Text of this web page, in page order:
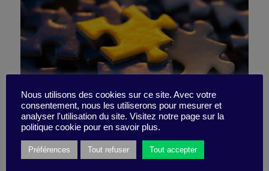
Que feriez-vous face à ce
dilemme inter-entités ?
Nous utilisons des cookies sur ce site. Avec votre
consentement, nous les utiliserons pour mesurer et
analyser l'utilisation du site. Visitez notre page sur la
politique cookie pour en savoir plus.
Préférences Tout refuser Tout accepter